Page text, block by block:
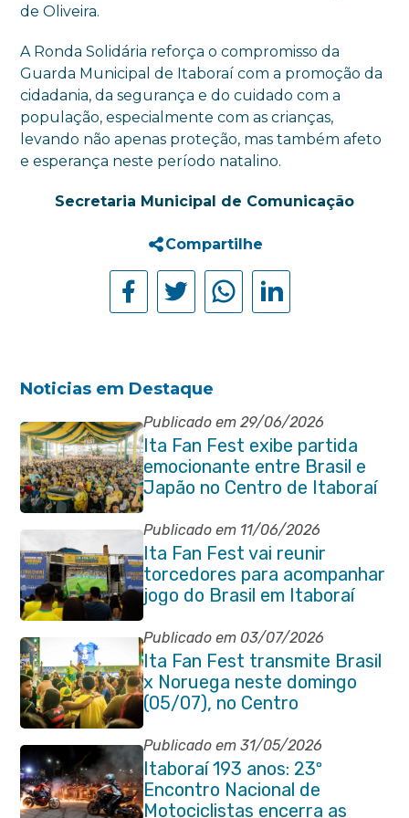
de Oliveira.
A Ronda Solidária reforça o compromisso da
Guarda Municipal de Itaboraí com a promoção da
cidadania, da segurança e do cuidado com a
população, especialmente com as crianças,
levando não apenas proteção, mas também afeto
e esperança neste período natalino.
Secretaria Municipal de Comunicação
Compartilhe
Noticias em Destaque
Publicado em 29/06/2026
Ita Fan Fest exibe partida
emocionante entre Brasil e
Japão no Centro de Itaboraí
Publicado em 11/06/2026
Ita Fan Fest vai reunir
torcedores para acompanhar
jogo do Brasil em Itaboraí
Publicado em 03/07/2026
Ita Fan Fest transmite Brasil
x Noruega neste domingo
(05/07), no Centro
Publicado em 31/05/2026
Itaboraí 193 anos: 23º
Encontro Nacional de
Motociclistas encerra as